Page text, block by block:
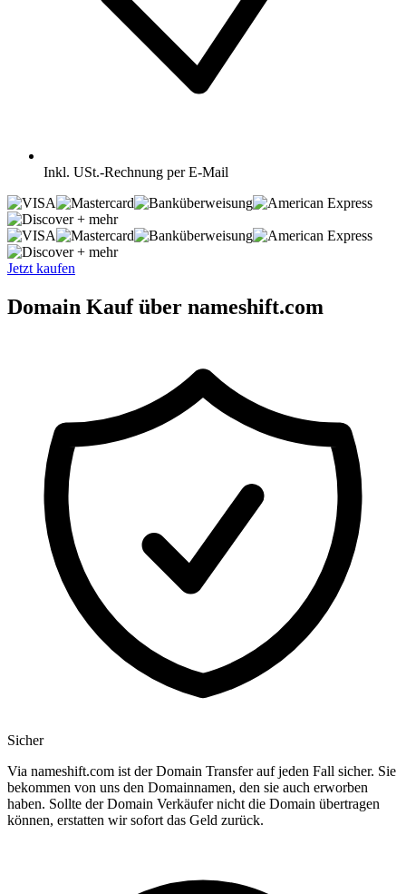
Inkl. USt.-Rechnung per E-Mail
+ mehr
+ mehr
Jetzt kaufen
Domain Kauf über nameshift.com
Sicher
Via nameshift.com ist der Domain Transfer auf jeden Fall sicher. Sie
bekommen von uns den Domainnamen, den sie auch erworben
haben. Sollte der Domain Verkäufer nicht die Domain übertragen
können, erstatten wir sofort das Geld zurück.